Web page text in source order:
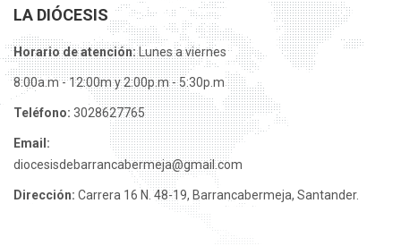
LA DIÓCESIS
Horario de atención:Lunes a viernes
8:00a.m - 12:00m y 2:00p.m - 5:30p.m
Teléfono: 3028627765
Email:
diocesisdebarrancabermeja@gmail.com
Dirección: Carrera 16 N. 48-19, Barrancabermeja, Santander.